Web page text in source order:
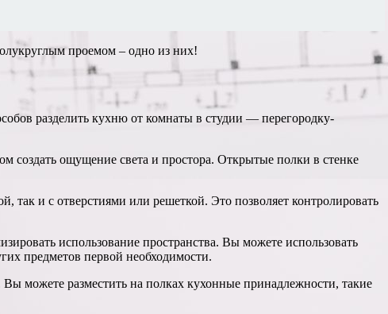
проемом – одно из них!
разделить кухню от комнаты в студии — перегородку-
создать ощущение света и простора. Открытые полки в стенке
так и с отверстиями или решеткой. Это позволяет контролировать
использование пространства. Вы можете использовать
предметов первой необходимости.
можете разместить на полках кухонные принадлежности, такие